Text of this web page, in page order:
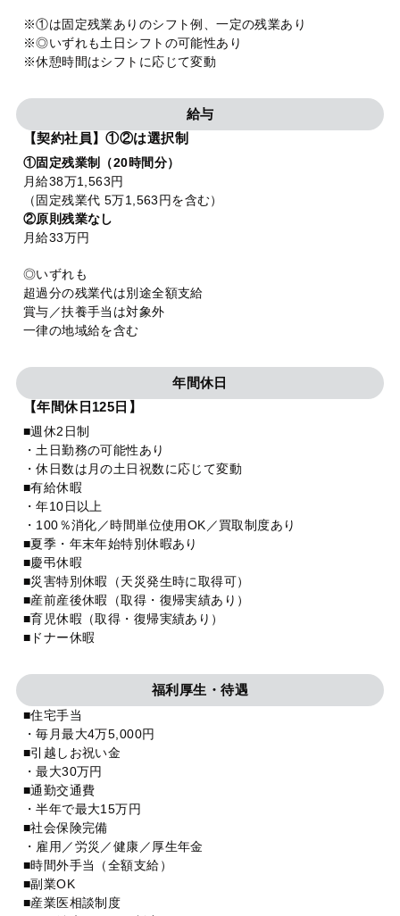
※①は固定残業ありのシフト例、一定の残業あり
※◎いずれも土日シフトの可能性あり
※休憩時間はシフトに応じて変動
給与
【契約社員】①②は選択制
①固定残業制（20時間分）
月給38万1,563円
（固定残業代 5万1,563円を含む）
②原則残業なし
月給33万円
◎いずれも
超過分の残業代は別途全額支給
賞与／扶養手当は対象外
一律の地域給を含む
年間休日
【年間休日125日】
■週休2日制
・土日勤務の可能性あり
・休日数は月の土日祝数に応じて変動
■有給休暇
・年10日以上
・100％消化／時間単位使用OK／買取制度あり
■夏季・年末年始特別休暇あり
■慶弔休暇
■災害特別休暇（天災発生時に取得可）
■産前産後休暇（取得・復帰実績あり）
■育児休暇（取得・復帰実績あり）
■ドナー休暇
福利厚生・待遇
■住宅手当
・毎月最大4万5,000円
■引越しお祝い金
・最大30万円
■通勤交通費
・半年で最大15万円
■社会保険完備
・雇用／労災／健康／厚生年金
■時間外手当（全額支給）
■副業OK
■産業医相談制度